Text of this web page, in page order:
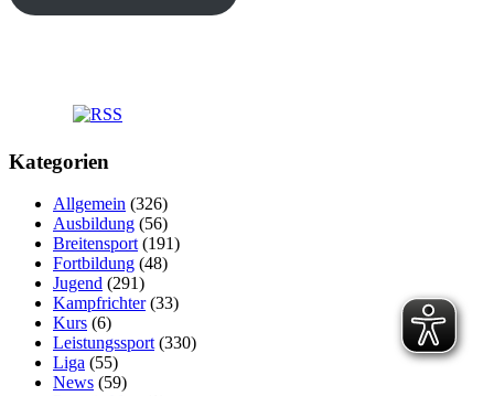
Kategorien
Allgemein (326)
Ausbildung (56)
Breitensport (191)
Fortbildung (48)
Jugend (291)
Kampfrichter(33)
Kurs (6)
Leistungssport (330)
Liga (55)
News (59)